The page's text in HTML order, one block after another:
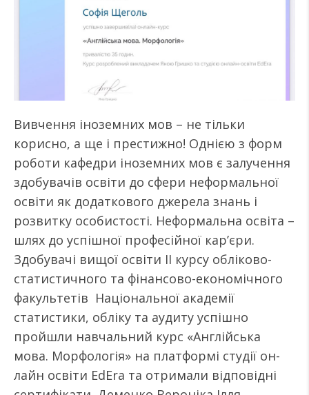
Вивчення іноземних мов – не тільки
корисно, а ще і престижно! Однією з форм
роботи кафедри іноземних мов є залучення
здобувачів освіти до сфери неформальної
освіти як додаткового джерела знань і
розвитку особистості. Неформальна освіта –
шлях до успішної професійної кар’єри.
Здобувачі вищої освіти ІІ курсу обліково-
статистичного та фінансово-економічного
факультетів Національної академії
статистики, обліку та аудиту успішно
пройшли навчальний курс «Англійська
мова. Морфологія» на платформі студії он-
лайн освіти EdEra та отримали відповідні